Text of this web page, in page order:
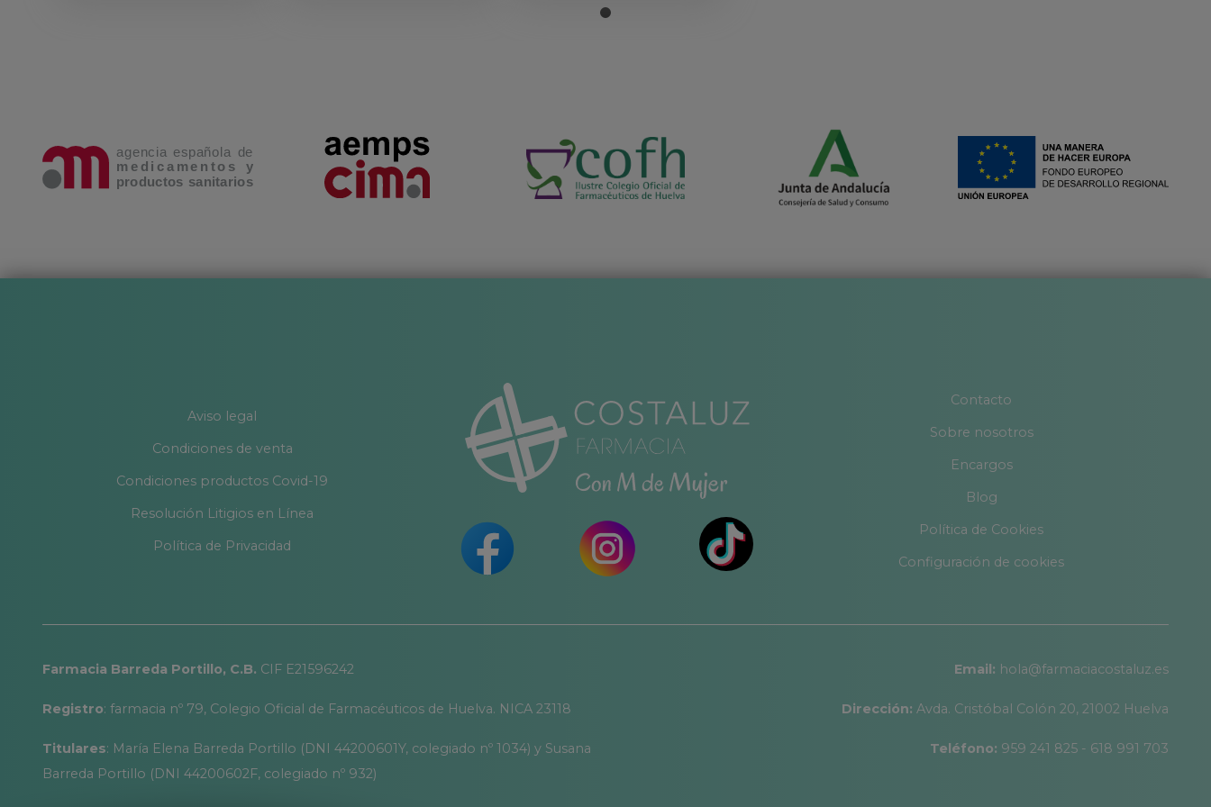
Aviso legal
Condiciones de venta
Condiciones productos Covid-19
Resolución Litigios en Línea
Política de Privacidad
Contacto
Sobre nosotros
Encargos
Blog
Política de Cookies
Configuración de cookies
Farmacia Barreda Portillo, C.B. CIF E21596242
Registro: farmacia nº 79, Colegio Oficial de Farmacéuticos de Huelva. NICA 23118
Titulares: María Elena Barreda Portillo (DNI 44200601Y, colegiado nº 1034) y Susana
Barreda Portillo (DNI 44200602F, colegiado nº 932)
Email: hola@farmaciacostaluz.es
Dirección: Avda. Cristóbal Colón 20, 21002 Huelva
Teléfono: 959 241 825 - 618 991 703